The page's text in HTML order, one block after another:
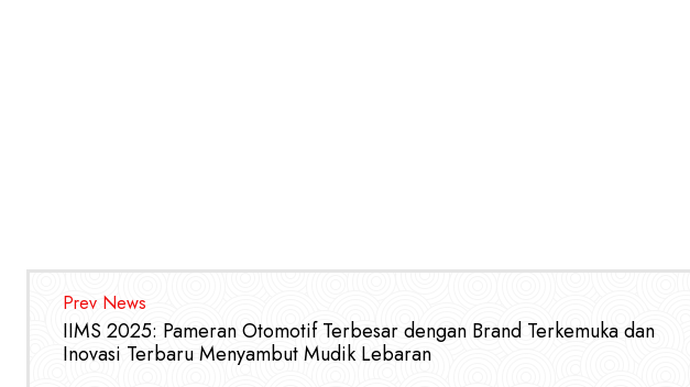
Prev News
IIMS 2025: Pameran Otomotif Terbesar dengan Brand Terkemuka dan
Inovasi Terbaru Menyambut Mudik Lebaran